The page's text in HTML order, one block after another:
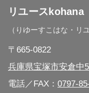
兵庫県 三田市
大阪府（広域
リユースkohana
（りゆーすこはな・リ
〒665-0822
兵庫県宝塚市安倉中
電話／FAX： 0797-